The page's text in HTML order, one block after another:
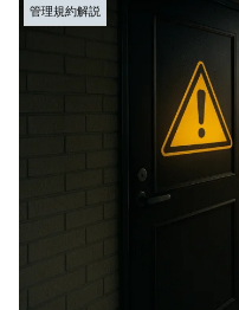
管理規約解説